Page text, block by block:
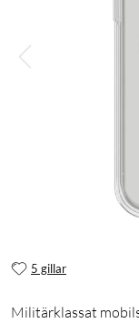
5 gillar
Militärklassat